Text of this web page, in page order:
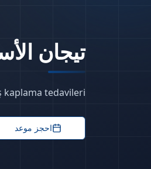
تيجان
tedavileri.
احجز موعد